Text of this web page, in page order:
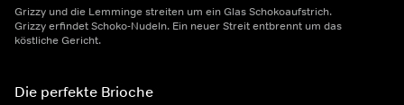
Grizzy und die Lemminge streiten um ein Glas Schokoaufstrich.
Grizzy erfindet Schoko-Nudeln. Ein neuer Streit entbrennt um das
köstliche Gericht.
Die perfekte Brioche